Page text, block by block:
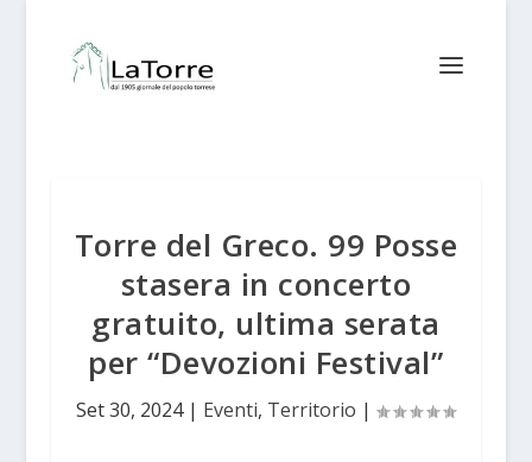
Torre del Greco. 99 Posse
stasera in concerto
gratuito, ultima serata
per “Devozioni Festival”
Set 30, 2024| Eventi, Territorio |